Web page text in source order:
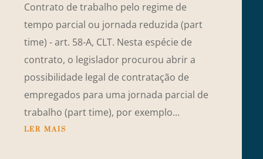
Contrato de trabalho pelo regime de
tempo parcial ou jornada reduzida (part
time) - art. 58-A, CLT. Nesta espécie de
contrato, o legislador procurou abrir a
possibilidade legal de contratação de
empregados para uma jornada parcial de
trabalho (part time), por exemplo...
LER MAIS